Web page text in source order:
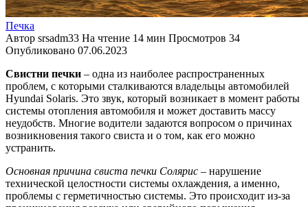
Печка
Автор srsadm33 На чтение 14 мин Просмотров 34
Опубликовано 07.06.2023
Свистни печки – одна из наиболее распространенных
проблем, с которыми сталкиваются владельцы автомобилей
Hyundai Solaris. Это звук, который возникает в момент работы
системы отопления автомобиля и может доставить массу
неудобств. Многие водители задаются вопросом о причинах
возникновения такого свиста и о том, как его можно
устранить.
Основная причина свиста печки Солярис – нарушение
технической целостности системы охлаждения, а именно,
проблемы с герметичностью системы. Это происходит из-за